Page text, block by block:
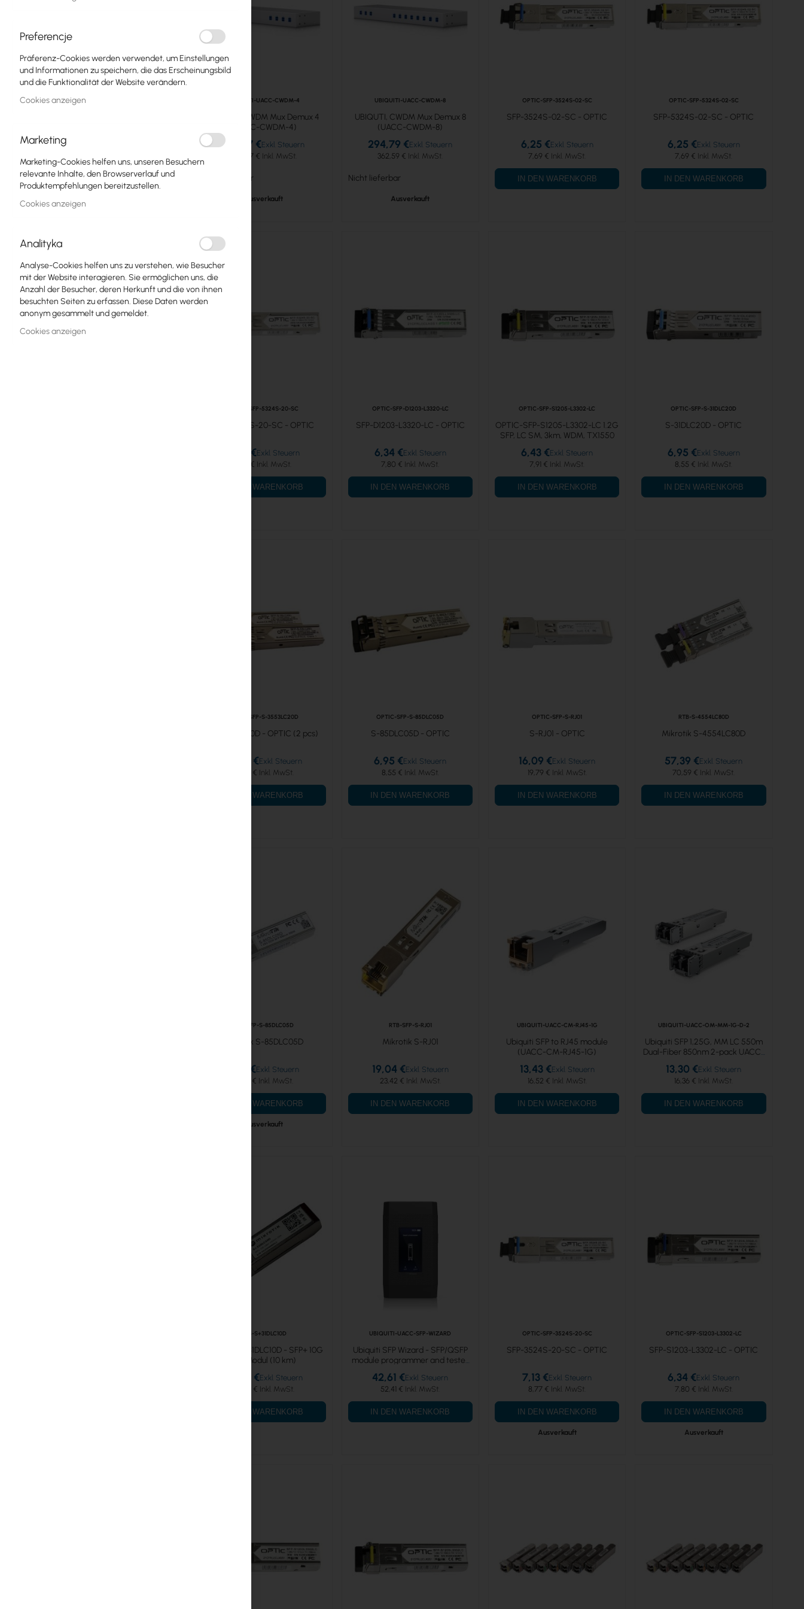
SFP Module
CWDM
Multimode (MM)
Singlemode (SM)
SFP+/QSFP Module
Medienkonverter
Direct Attach-Kabel
Zubehör
Patchfelder
Splitter
UBIQUITI-UACC-CWDM-4
UBIQUTI, CWDM Mux Demux 4
(UACC-CWDM-4)
Ausverkauft
208,57 €
169,57 €
Nicht lieferbar
UBIQUITI-UACC-CWDM-8
UBIQUTI, CWDM Mux Demux 8
(UACC-CWDM-8)
Ausverkauft
362,59 €
294,79 €
Nicht lieferbar
OPTIC-SFP-3524S-02-SC
SFP-3524S-02-SC - OPTIC
7,69 €
6,25 €
IN DEN WARENKORB
OPTIC-SFP-5324S-02-SC
SFP-5324S-02-SC - OPTIC
7,69 €
6,25 €
IN DEN WARENKORB
OPTIC-SFP-5324S-20-SC
SFP-5324S-20-SC - OPTIC
9,41 €
7,65 €
IN DEN WARENKORB
OPTIC-SFP-D1203-L3320-LC
SFP-D1203-L3320-LC - OPTIC
7,80 €
6,34 €
IN DEN WARENKORB
OPTIC-SFP-S1205-L3302-LC
OPTIC-SFP-S1205-L3302-LC 1.2G
SFP, LC SM, 3km, WDM, TX1550
7,91 €
6,43 €
IN DEN WARENKORB
OPTIC-SFP-S-31DLC20D
S-31DLC20D - OPTIC
8,55 €
6,95 €
IN DEN WARENKORB
OPTIC-SFP-S-3553LC20D
S-3553LC20D - OPTIC (2 pcs)
18,50 €
15,04 €
IN DEN WARENKORB
OPTIC-SFP-S-85DLC05D
S-85DLC05D - OPTIC
8,55 €
6,95 €
IN DEN WARENKORB
OPTIC-SFP-S-RJ01
S-RJ01 - OPTIC
19,79 €
16,09 €
IN DEN WARENKORB
RTB-S-4554LC80D
Mikrotik S-4554LC80D
70,59 €
57,39 €
IN DEN WARENKORB
RTB-SFP-S-85DLC05D
Mikrotik S-85DLC05D
Ausverkauft
13,69 €
11,13 €
IN DEN WARENKORB
RTB-SFP-S-RJ01
Mikrotik S-RJ01
23,42 €
19,04 €
IN DEN WARENKORB
UBIQUITI-UACC-CM-RJ45-1G
Ubiquiti SFP to RJ45 module
(UACC-CM-RJ45-1G)
16,52 €
13,43 €
IN DEN WARENKORB
UBIQUITI-UACC-OM-MM-1G-D-2
Ubiquiti SFP 1,25G, MM LC 550m
Dual-Fiber 850nm 2-pack UACC-
16,36 €
13,30 €
IN DEN WARENKORB
RTB-S+31DLC10D
MikroTik S+31DLC10D - SFP+ 10G
SM Modul (10 km)
59,36 €
48,26 €
IN DEN WARENKORB
UBIQUITI-UACC-SFP-WIZARD
Ubiquiti SFP Wizard - SFP/QSFP
module programmer and tester
52,41 €
42,61 €
IN DEN WARENKORB
OPTIC-SFP-3524S-20-SC
SFP-3524S-20-SC - OPTIC
Ausverkauft
8,77 €
7,13 €
IN DEN WARENKORB
OPTIC-SFP-S1203-L3302-LC
SFP-S1203-L3302-LC - OPTIC
Ausverkauft
7,80 €
6,34 €
IN DEN WARENKORB
Preferencje
Präferenz-Cookies werden verwendet, um Einstellungen
und Informationen zu speichern, die das Erscheinungsbild
und die Funktionalität der Website verändern.
Cookies anzeigen
Marketing
Marketing-Cookies helfen uns, unseren Besuchern
relevante Inhalte, den Browserverlauf und
Produktempfehlungen bereitzustellen.
Cookies anzeigen
Analityka
Analyse-Cookies helfen uns zu verstehen, wie Besucher
mit der Website interagieren. Sie ermöglichen uns, die
Anzahl der Besucher, deren Herkunft und die von ihnen
besuchten Seiten zu erfassen. Diese Daten werden
anonym gesammelt und gemeldet.
Cookies anzeigen